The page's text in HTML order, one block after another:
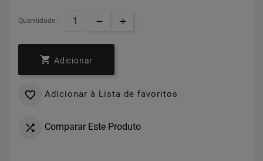
Quantidade :
 Adicionar
 Adicionar à Lista de favoritos
 Comparar Este Produto